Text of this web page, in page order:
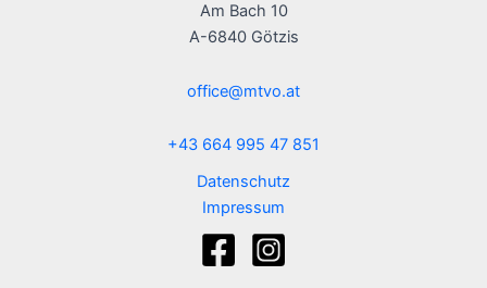
Am Bach 10
A-6840 Götzis
office@mtvo.at
+43 664 995 47 851
Datenschutz
Impressum